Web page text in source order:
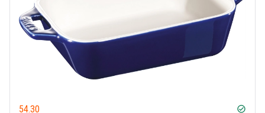
54.30 check_circle